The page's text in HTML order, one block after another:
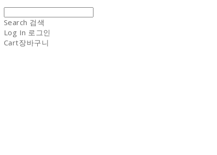
Search 검색
Log In 로그인
Cart장바구니